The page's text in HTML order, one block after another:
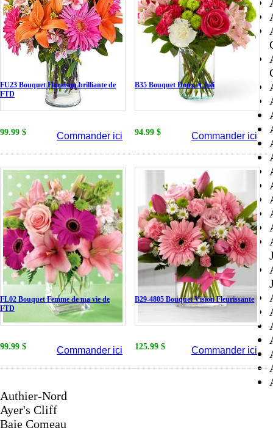
FU23 Bouquet Floraison brilliante de
FTD
99.99 $ Commander ici
B35 Bouquet Doux et Joli
94.99 $ Commander ici
FL02 Bouquet Femme de ma vie de
FTD
99.99 $ Commander ici
B29-4805 Bouquet Vision Fleurissante
125.99 $ Commander ici
Authier-Nord
Ayer's Cliff
Baie Comeau